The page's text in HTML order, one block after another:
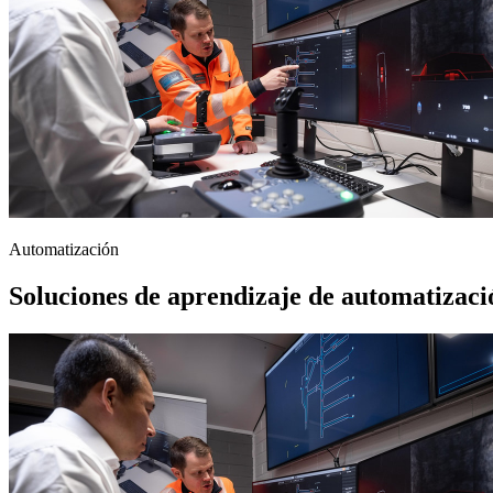
Automatización
Soluciones de aprendizaje de